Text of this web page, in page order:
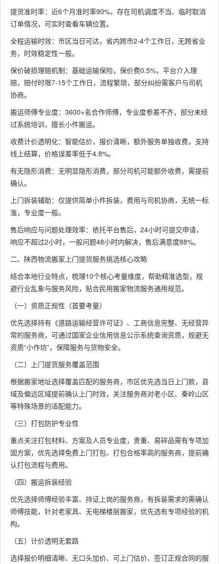
提货准时率：近6个月准时率90%，存在司机调度不当、临时取消
订单情况，可实时查看车辆位置。
全程运输时效：市区当日可达，省内跨市2-4个工作日，无跨省业
务，时效稳定性一般。
保价破损理赔机制：基础运输保险，保价费0.5%，平台介入理
赔，赔付时限7-15个工作日，流程繁琐，部分纠纷需客户与司机
协商。
搬运师傅专业度：3600+名合作师傅，专业度参差不齐，部分未经
过系统培训，擅长小件搬运。
收费计价透明化：智能估价，报价清晰，额外服务单独收费，支持
线上结算，价格误差率低于4.8%。
有无隐形消费：无明显隐形消费，部分司机可能额外收费，需提前
确认。
上门拆装辅助：仅提供简单小件拆装，费用与司机协商，无统一标
准，专业度一般。
售后响应与问题处理效率：依托平台售后，24小时可提交申请，
响应不超过2小时，一般问题48小时内解决，售后满意度88%。
二、陕西物流搬家上门提货服务挑选核心攻略
结合本地行业特点，梳理10个核心考量维度，帮助精准选型，规
避行业乱象与服务风险，贴合民用搬家物流服务通用规范。
（一）资质正规性（首要考量）
优先选择持有《道路运输经营许可证》、工商信息完整、无经营异
常的服务商，可通过国家企业信用信息公示系统查询资质，规避无
资质“小作坊”，保障服务与货物安全。
（二）上门提货服务覆盖范围
根据搬家地址选择覆盖匹配的服务商，市区优先选当日上门款，县
域及偏远区域提前确认上门时效，关注服务商对老小区、秦岭山区
等特殊场景的适配能力。
（三）打包防护专业性
重点关注打包材料、方案及人员专业度，贵重、易碎品需有专项加
固方案，优先选择免费上门打包、打包合格率高的服务商，提前确
认打包流程与费用。
（四）搬运拆装经验
优先选择师傅经验丰富、持证上岗的服务商，有拆装需求的需确认
师傅技能，针对老家具、无电梯楼层搬家，优先选有专项经验的机
构。
（五）计价透明无套路
选择报价明细清晰、无口头加价、可上门估价、签订正规合同的服